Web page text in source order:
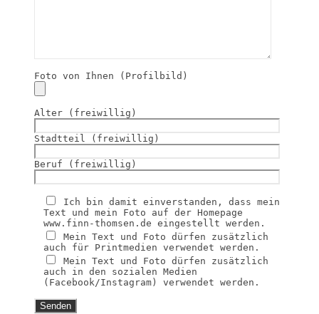
Foto von Ihnen (Profilbild)
Alter (freiwillig)
Stadtteil (freiwillig)
Beruf (freiwillig)
Ich bin damit einverstanden, dass mein
Text und mein Foto auf der Homepage
www.finn-thomsen.de eingestellt werden.
Mein Text und Foto dürfen zusätzlich
auch für Printmedien verwendet werden.
Mein Text und Foto dürfen zusätzlich
auch in den sozialen Medien
(Facebook/Instagram) verwendet werden.